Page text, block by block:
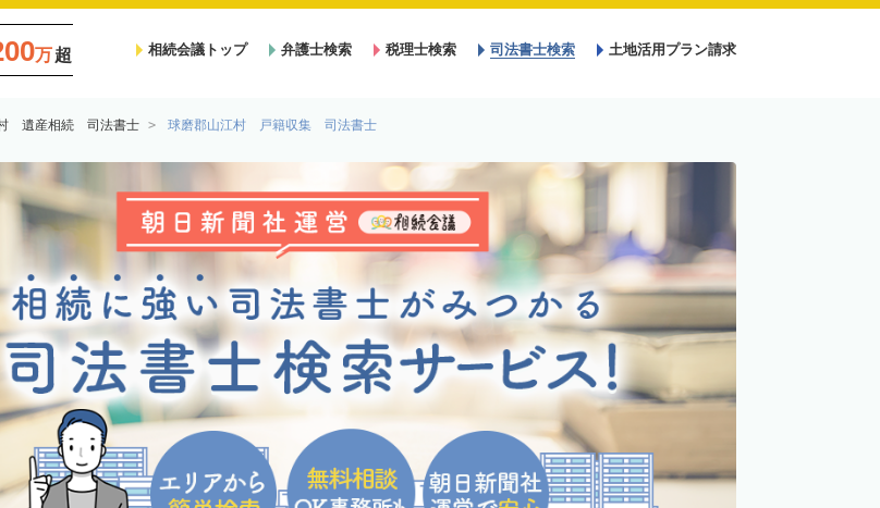
万超 相続会議トップ 弁護士検索 税理士検索 司法書士検索 土地活用プラン請求
遺産相続 司法書士 球磨郡山江村 戸籍収集 司法書士